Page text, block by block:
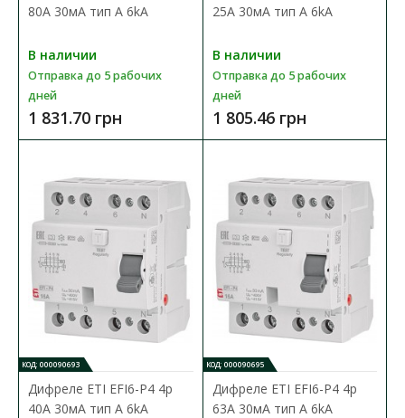
В КОРЗИНУ
В сравнения
В закладки
80А 30мА тип A 6kA
В наличии
Отправка до 5 рабочих
дней
1 831.70 грн
25А 30мА тип A 6kA
В наличии
Отправка до 5 рабочих
дней
1 805.46 грн
КОД: 000090693
Дифреле ЕТІ EFI6-P4 4p
40А 30мА тип A 6kA
КОД: 000090695
Дифреле ЕТІ EFI6-P4 4p
63А 30мА тип A 6kA